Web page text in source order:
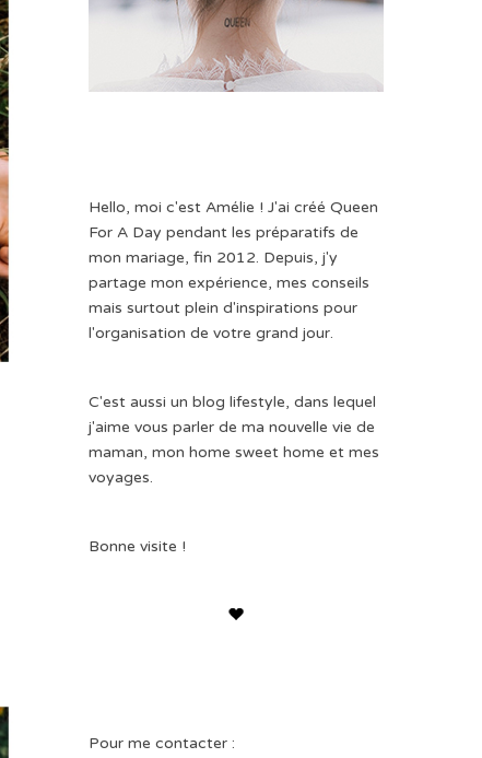
Hello, moi c'est Amélie ! J'ai créé Queen
For A Day pendant les préparatifs de
mon mariage, fin 2012. Depuis, j'y
partage mon expérience, mes conseils
mais surtout plein d'inspirations pour
l'organisation de votre grand jour.
C'est aussi un blog lifestyle, dans lequel
j'aime vous parler de ma nouvelle vie de
maman, mon home sweet home et mes
voyages.
Bonne visite !
Pour me contacter :